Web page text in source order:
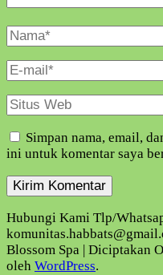
Nama
Lengkap
E-
Mail
Situs
Web
Simpan nama, email,
ini untuk komentar saya
Hubungi Kami Tlp/
Blossom Spa | Diciptakan
oleh WordPress.